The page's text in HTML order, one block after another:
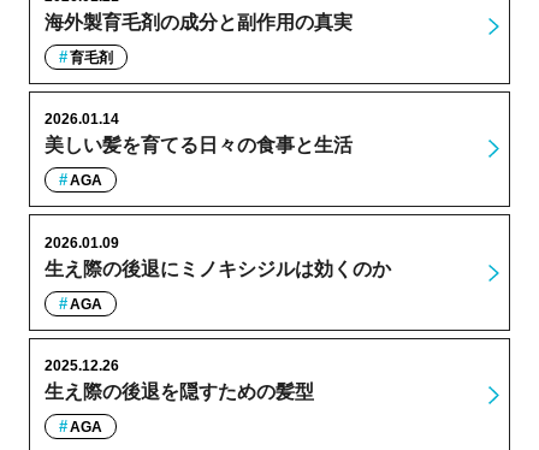
海外製育毛剤の成分と副作用の真実
育毛剤
美しい髪を育てる日々の食事と生活
2026.01.14
AGA
生え際の後退にミノキシジルは効くのか
2026.01.09
AGA
生え際の後退を隠すための髪型
2025.12.26
AGA